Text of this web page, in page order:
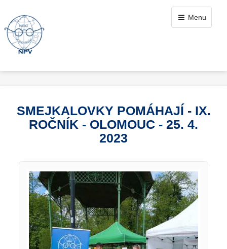
Menu
SMEJKALOVKY POMÁHAJÍ - IX.
ROČNÍK - OLOMOUC - 25. 4.
2023